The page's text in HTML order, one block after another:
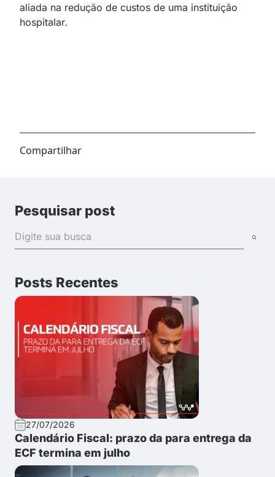
aliada na redução de custos de uma instituição
hospitalar.
Compartilhar
Pesquisar post
Posts Recentes
27/07/2026
Calendário Fiscal: prazo da para entrega da
ECF termina em julho